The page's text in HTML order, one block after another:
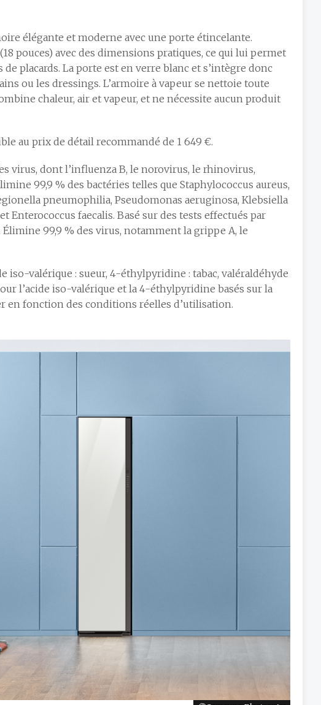
élégante et moderne avec une porte étincelante.
pouces) avec des dimensions pratiques, ce qui lui permet
placards. La porte est en verre blanc et s’intègre donc
ou les dressings. L’armoire à vapeur se nettoie toute
chaleur, air et vapeur, et ne nécessite aucun produit
au prix de détail recommandé de 1 649 €.
virus, dont l’influenza B, le norovirus, le rhinovirus,
99,9 % des bactéries telles que Staphylococcus aureus,
pneumophilia, Pseudomonas aeruginosa, Klebsiella
faecalis. Basé sur des tests effectués par
99,9 % des virus, notamment la grippe A, le
iso-valérique : sueur, 4-éthylpyridine : tabac, valéraldéhyde
l’acide iso-valérique et la 4-éthylpyridine basés sur la
en fonction des conditions réelles d’utilisation.